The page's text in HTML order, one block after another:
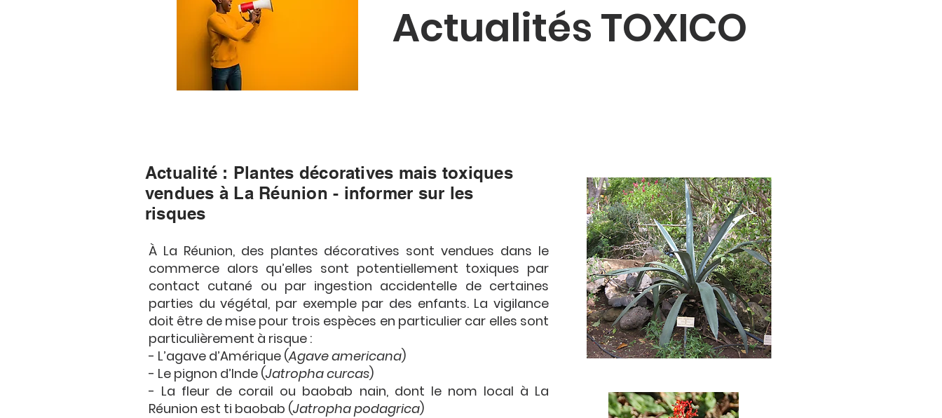
Actualités TOXICO
Actualité : Plantes décoratives mais toxiques
vendues à La Réunion - informer sur les
risques
À La Réunion, des plantes décoratives sont vendues dans le
commerce alors qu’elles sont potentiellement toxiques par
contact cutané ou par ingestion accidentelle de certaines
parties du végétal, par exemple par des enfants. La vigilance
doit être de mise pour trois espèces en particulier car elles sont
particulièrement à risque :
- L’agave d’Amérique (Agave americana)
- Le pignon d’Inde (Jatropha curcas)
- La fleur de corail ou baobab nain, dont le nom local à La
Réunion est ti baobab (Jatropha podagrica)